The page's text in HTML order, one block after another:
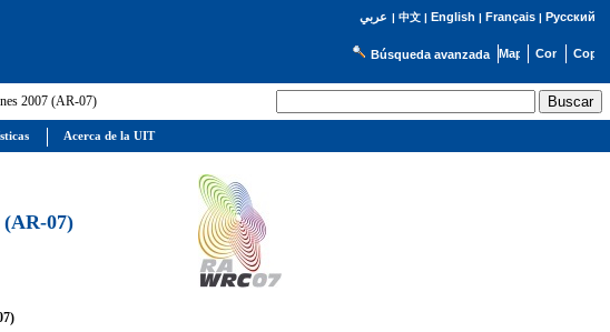
عربي | 中文| English | Français| Русский
Búsqueda avanzada
2007 (AR-07)
(AR-07)
Acerca de la UIT